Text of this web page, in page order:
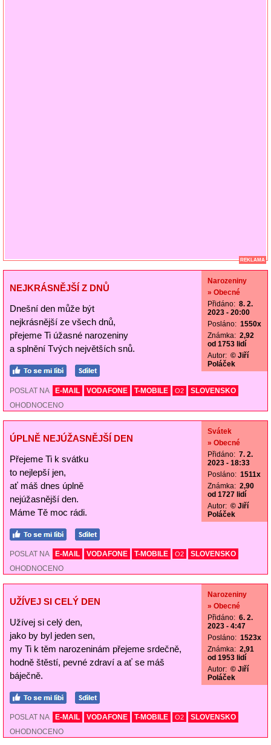
REKLAMA
NEJKRÁSNĚJŠÍ Z DNŮ
Dnešní den může být
nejkrásnější ze všech dnů,
přejeme Ti úžasné narozeniny
a splnění Tvých největších snů.
Narozeniny
» Obecné
Přidáno: 8. 2.
2023 - 20:00
Posláno: 1550x
Známka: 2,92
od 1753 lidí
Autor: © Jiří
Poláček
POSLAT NA E-MAIL VODAFONE T-MOBILE O2
SLOVENSKO
OHODNOCENO
ÚPLNĚ NEJÚŽASNĚJŠÍ DEN
Přejeme Ti k svátku
to nejlepší jen,
ať máš dnes úplně
nejúžasnější den.
Máme Tě moc rádi.
Svátek
» Obecné
Přidáno: 7. 2.
2023 - 18:33
Posláno: 1511x
Známka: 2,90
od 1727 lidí
Autor: © Jiří
Poláček
POSLAT NA E-MAIL VODAFONE T-MOBILE O2
SLOVENSKO
OHODNOCENO
UŽÍVEJ SI CELÝ DEN
Užívej si celý den,
jako by byl jeden sen,
my Ti k těm narozeninám přejeme srdečně,
hodně štěstí, pevné zdraví a ať se máš
báječně.
Narozeniny
» Obecné
Přidáno: 6. 2.
2023 - 4:47
Posláno: 1523x
Známka: 2,91
od 1953 lidí
Autor: © Jiří
Poláček
POSLAT NA E-MAIL VODAFONE T-MOBILE O2
SLOVENSKO
OHODNOCENO